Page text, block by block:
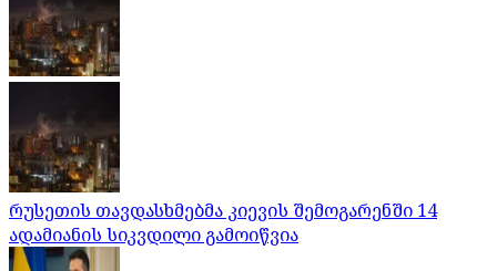
რუსეთის თავდასხმებმა კიევის შემოგარენში 14
ადამიანის სიკვდილი გამოიწვია